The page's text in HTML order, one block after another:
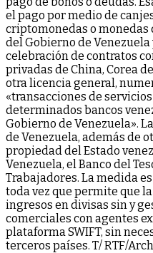
el pago por medio de
criptomonedas o
del Gobierno de
celebración de contratos
privadas de China, Corea
otra licencia general,
«transacciones de
determinados bancos
Gobierno de Venezuela».
de Venezuela, además de
propiedad del Estado
Venezuela, el Banco del
Trabajadores. La medida
toda vez que permite que
ingresos en divisas sin y
comerciales con agentes
plataforma SWIFT, sin
terceros países. T/ RTF/